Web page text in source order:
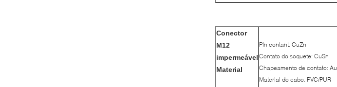
Conector
M12
impermeável
Material
Pin contant: CuZn
Contato do soquete: CuSn
Chapeamento de contato: Au
Material do cabo: PVC/PUR